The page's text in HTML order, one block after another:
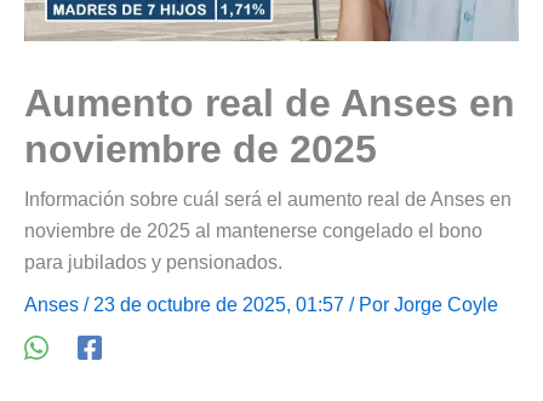
Aumento real de Anses en
noviembre de 2025
Información sobre cuál será el aumento real de Anses en
noviembre de 2025 al mantenerse congelado el bono
para jubilados y pensionados.
Anses / 23 de octubre de 2025, 01:57 / Por Jorge Coyle